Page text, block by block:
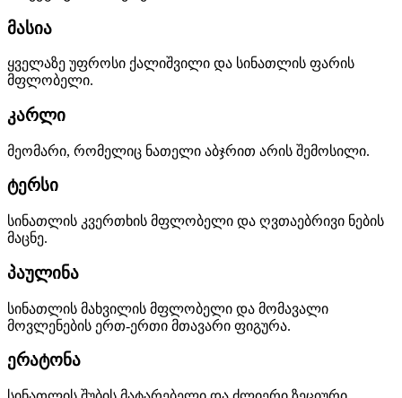
მასია
ყველაზე უფროსი ქალიშვილი და სინათლის ფარის
მფლობელი.
კარლი
მეომარი, რომელიც ნათელი აბჯრით არის შემოსილი.
ტერსი
სინათლის კვერთხის მფლობელი და ღვთაებრივი ნების
მაცნე.
პაულინა
სინათლის მახვილის მფლობელი და მომავალი
მოვლენების ერთ-ერთი მთავარი ფიგურა.
ერატონა